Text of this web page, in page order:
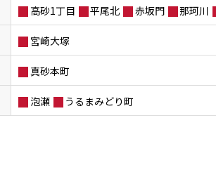
高砂1丁目 平尾北 赤坂門 那珂川
宮崎大塚
真砂本町
泡瀬 うるまみどり町